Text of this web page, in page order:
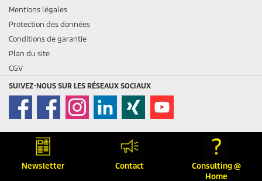
Newsletter Contact
Consulting @
Home
Mentions légales
Protection des données
Conditions de garantie
Plan du site
CGV
SUIVEZ-NOUS SUR LES RÉSEAUX SOCIAUX